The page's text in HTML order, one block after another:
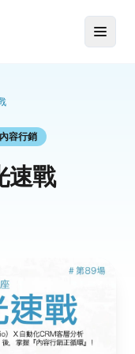
內容行銷
速戰